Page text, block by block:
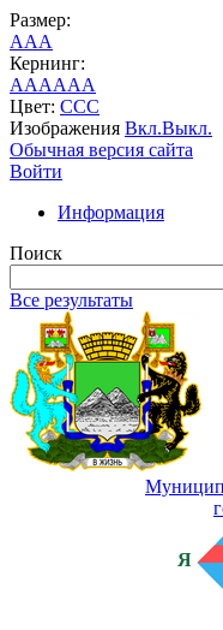
Размер:
AAA
Кернинг:
AAAAAA
Цвет: CCC
Изображения Вкл.Выкл.
Обычная версия сайта
Войти
Информация
Поиск
Все результаты
Я